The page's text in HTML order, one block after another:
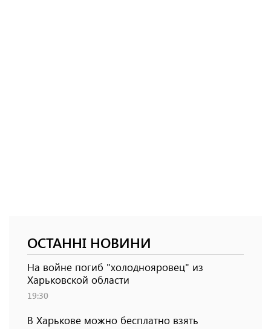
ОСТАННІ НОВИНИ
На войне погиб "холоднояровец" из
Харьковской области
19:30
В Харькове можно бесплатно взять